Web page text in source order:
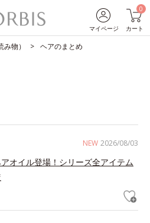
マイページ
0
カート
物） ヘアのまとめ
NEW 2026/08/03
オイル登場！シリーズ全アイテム